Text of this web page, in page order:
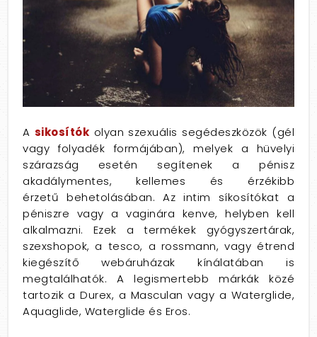
A sikosítók olyan szexuális segédeszközök (gél
vagy folyadék formájában), melyek a hüvelyi
szárazság esetén segítenek a pénisz
akadálymentes, kellemes és érzékibb
érzetű behetolásában. Az intim síkosítókat a
péniszre vagy a vaginára kenve, helyben kell
alkalmazni. Ezek a termékek gyógyszertárak,
szexshopok, a tesco, a rossmann, vagy étrend
kiegészítő webáruházak kínálatában is
megtalálhatók. A legismertebb márkák közé
tartozik a Durex, a Masculan vagy a Waterglide,
Aquaglide, Waterglide és Eros.